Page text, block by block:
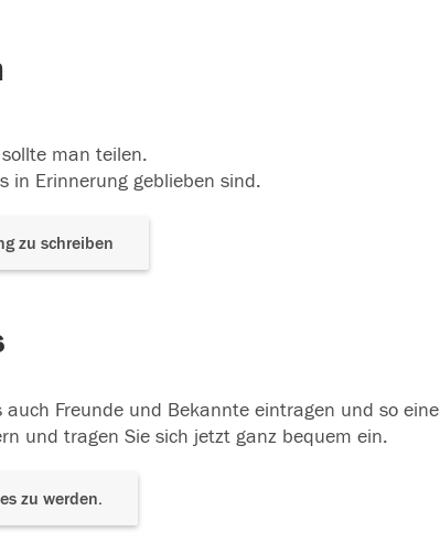
man teilen.
in Erinnerung geblieben sind.
zu schreiben
Freunde und Bekannte eintragen und so eine
und tragen Sie sich jetzt ganz bequem ein.
zu werden.